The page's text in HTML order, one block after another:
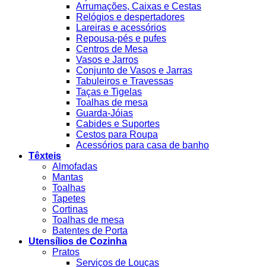
Arrumações, Caixas e Cestas
Relógios e despertadores
Lareiras e acessórios
Repousa-pés e pufes
Centros de Mesa
Vasos e Jarros
Conjunto de Vasos e Jarras
Tabuleiros e Travessas
Taças e Tigelas
Toalhas de mesa
Guarda-Jóias
Cabides e Suportes
Cestos para Roupa
Acessórios para casa de banho
Têxteis
Almofadas
Mantas
Toalhas
Tapetes
Cortinas
Toalhas de mesa
Batentes de Porta
Utensílios de Cozinha
Pratos
Serviços de Louças